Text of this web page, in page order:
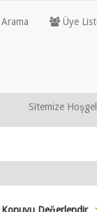
Arama Üye
Sitemize